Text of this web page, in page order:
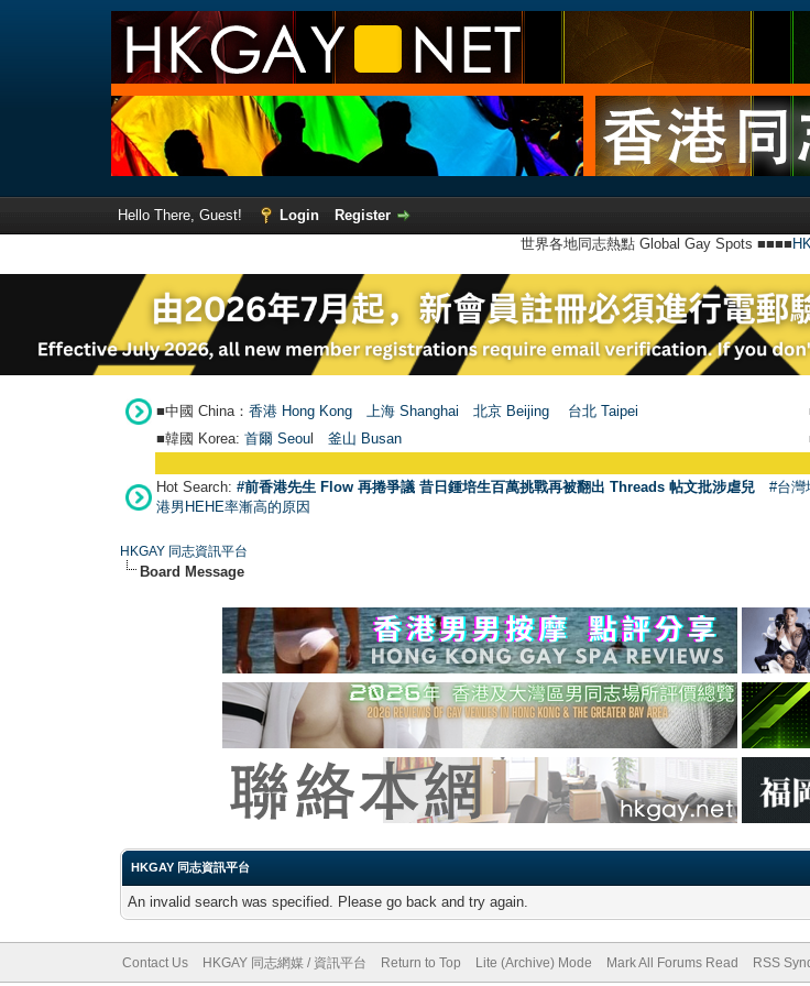
Hello There, Guest! Login
Register
世界各地同志熱點 Global Gay Spots ■■■■
■中國 China： 香港 Hong Kong 上海 Shanghai 北京 Beijing 台北 Taipei
■韓國 Korea: 首爾 Seou 釜山 Busan
Hot Search: #前香港先生 Flow 再捲爭議 昔日鍾培生百萬挑戰再被翻出 Threads 帖文批涉虐兒 #台灣
港男HEHE率漸高的原因
HKGAY 同志資訊平台
Board Message
HKGAY 同志資訊平台
An invalid search was specified. Please go back and try again.
Contact Us HKGAY 同志網媒 / 資訊平台 Return to Top Lite (Archive) Mode Mark All Forums Read RSS